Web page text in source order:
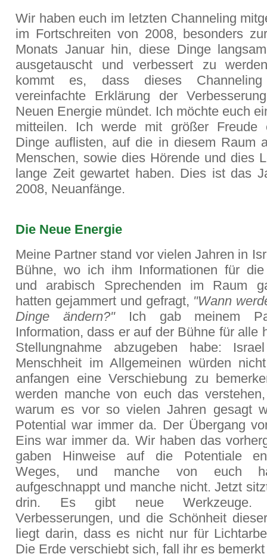
Wir haben euch im letzten Channeling
im Fortschreiten von 2008, besonders
Monats Januar hin, diese Dinge
ausgetauscht und verbessert zu
kommt es, dass dieses
vereinfachte Erklärung der
Neuen Energie mündet. Ich möchte euch
mitteilen. Ich werde mit größer Freude
Dinge auflisten, auf die in diesem Raum
Menschen, sowie dies Hörende und dies
lange Zeit gewartet haben. Dies ist das
2008, Neuanfänge.
Die Neue Energie
Meine Partner stand vor vielen Jahren in
Bühne, wo ich ihm Informationen für die
und arabisch Sprechenden im Raum
hatten gejammert und gefragt, "Wann
Dinge ändern?"Ich gab meinem
Information, dass er auf der Bühne für alle
Stellungnahme abzugeben habe:
Menschheit im Allgemeinen würden
anfangen eine Verschiebung zu
werden manche von euch das
warum es vor so vielen Jahren gesagt
Potential war immer da. Der Übergang
Eins war immer da. Wir haben das
gaben Hinweise auf die Potentiale
Weges, und manche von euch
aufgeschnappt und manche nicht. Jetzt
drin. Es gibt neue
Verbesserungen, und die Schönheit
liegt darin, dass es nicht nur für
Die Erde verschiebt sich, fall ihr es